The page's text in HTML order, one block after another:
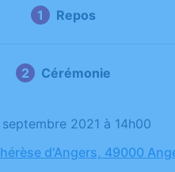
Repos
Cérémonie
septembre 2021 à 14h00
d'Angers, 49000